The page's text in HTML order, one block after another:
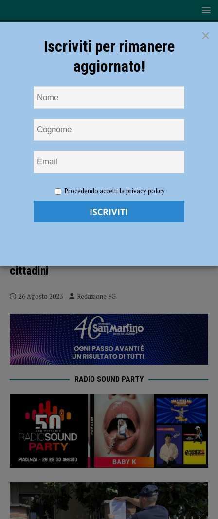
caso di virus Dengue, disinfestazione precauzionale nella zona di via
Boselli: tutte le informazioni per i cittadini
Sospetto caso di virus Dengue,
cittadini
26 Agosto 2023 Redazione FG
RADIO SOUND PARTY
×
Iscriviti per rimanere
aggiornato!
Procedendo accetti la privacy policy